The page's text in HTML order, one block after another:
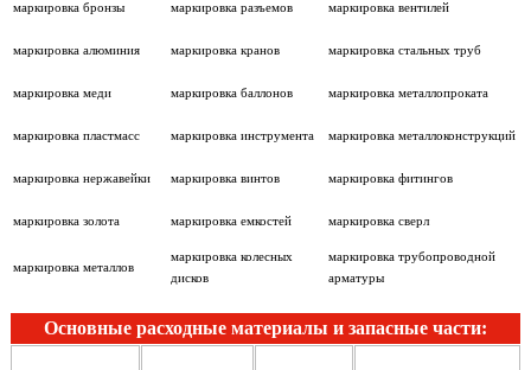
маркировка бронзы маркировка разъемов маркировка вентилей
маркировка алюминия маркировка кранов маркировка стальных труб
маркировка меди маркировка баллонов маркировка металлопроката
маркировка пластмасс маркировка инструмента маркировка металлоконструкций
маркировка нержавейки маркировка винтов маркировка фитингов
маркировка золота маркировка емкостей маркировка сверл
маркировка металлов
маркировка колесных
дисков
маркировка трубопроводной
арматуры
Основные расходные материалы и запасные части: